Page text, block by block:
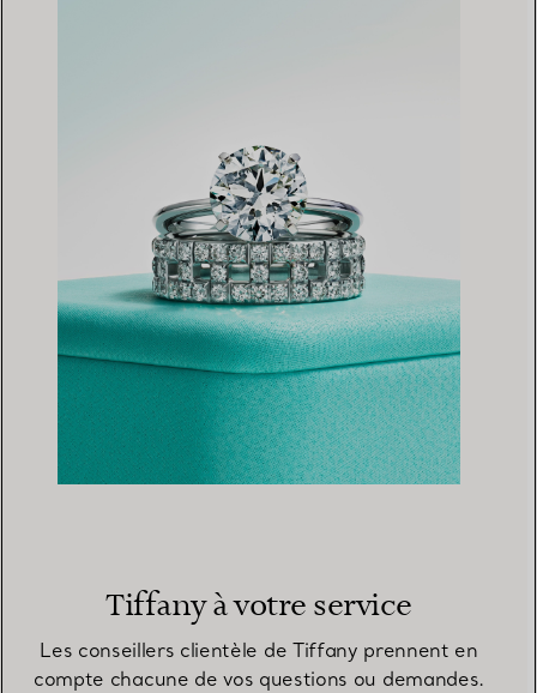
Tiffany à votre service
Les conseillers clientèle de Tiffany prennent en
compte chacune de vos questions ou demandes.